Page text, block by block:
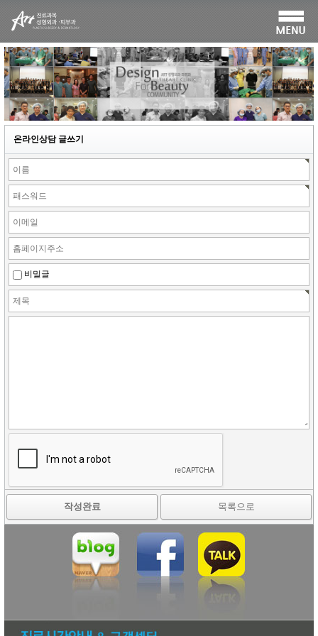
온라인상담 글쓰기
비밀글
작성완료 목록으로